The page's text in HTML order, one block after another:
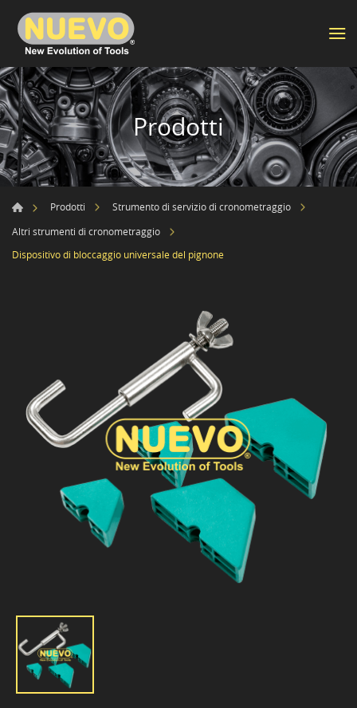
Prodotti
Prodotti
Strumento di servizio di cronometraggio
Altri strumenti di cronometraggio
Dispositivo di bloccaggio universale del pignone